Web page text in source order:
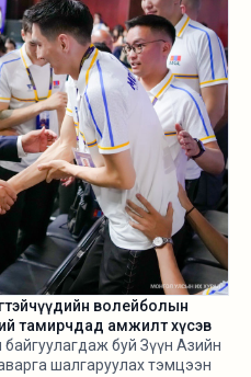
волейболын
тамирчдад амжилт хүсэв
буй Зүүн Азийн
шалгаруулах тэмцээн